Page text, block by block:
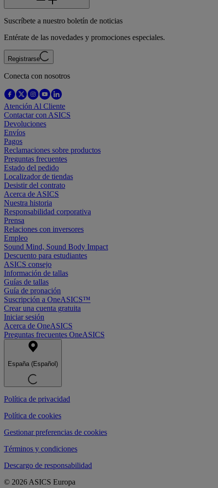
Suscríbete a nuestro boletín de noticias
Entérate de las novedades y promociones especiales.
Registrarse
Conecta con nosotros
Atención Al Cliente
Contactar con ASICS
Devoluciones
Envíos
Pagos
Reclamaciones sobre productos
Preguntas frecuentes
Estado del pedido
Localizador de tiendas
Desistir del contrato
Acerca de ASICS
Nuestra historia
Responsabilidad corporativa
Prensa
Relaciones con inversores
Empleo
Sound Mind, Sound Body Impact
Descuento para estudiantes
ASICS consejo
Información de tallas
Guías de tallas
Guía de pronación
Suscripción a OneASICS™
Crear una cuenta gratuita
Iniciar sesión
Acerca de OneASICS
Preguntas frecuentes OneASICS
España (Español)
Política de privacidad
Política de cookies
Gestionar preferencias de cookies
Términos y condiciones
Descargo de responsabilidad
© 2026 ASICS Europa